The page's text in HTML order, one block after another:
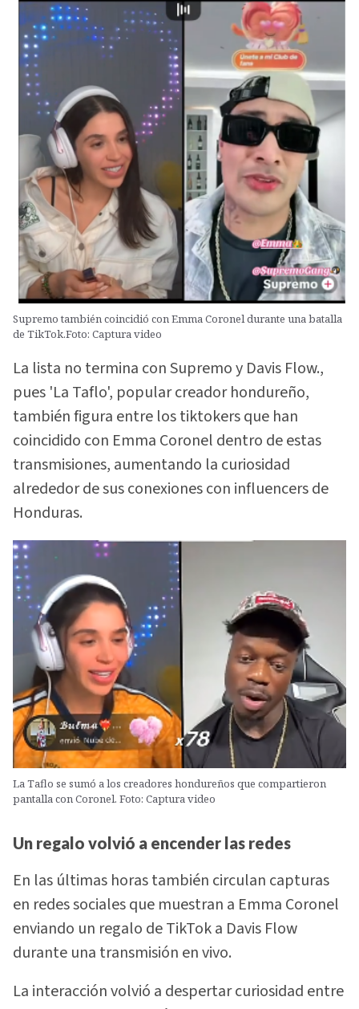
Supremo también coincidió con Emma Coronel durante una batalla
de TikTok.Foto: Captura video
La lista no termina con Supremo y Davis Flow.,
pues 'La Taflo', popular creador hondureño,
también figura entre los tiktokers que han
coincidido con Emma Coronel dentro de estas
transmisiones, aumentando la curiosidad
alrededor de sus conexiones con influencers de
Honduras.
La Taflo se sumó a los creadores hondureños que compartieron
pantalla con Coronel. Foto: Captura video
Un regalo volvió a encender las redes
En las últimas horas también circulan capturas
en redes sociales que muestran a Emma Coronel
enviando un regalo de TikTok a Davis Flow
durante una transmisión en vivo.
La interacción volvió a despertar curiosidad entre